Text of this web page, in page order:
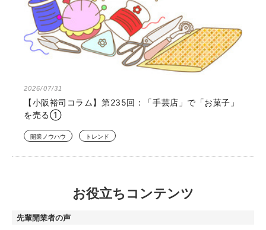
2026/07/31
【小阪裕司コラム】第235回：「手芸店」で「お菓子」
を売る①
開業ノウハウ トレンド
お役立ちコンテンツ
先輩開業者の声